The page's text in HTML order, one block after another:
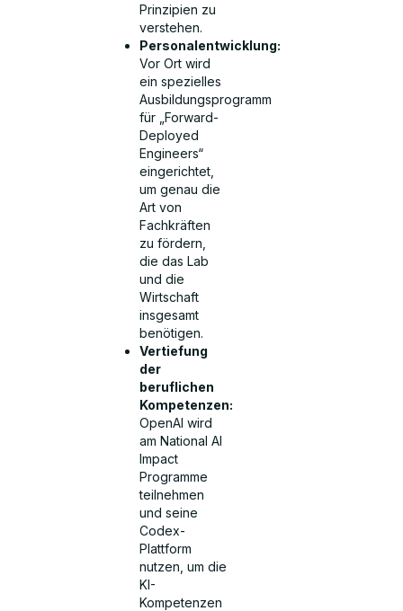
Prinzipien zu
verstehen.
Personalentwicklung:
Vor Ort wird
ein spezielles
Ausbildungsprogramm
für „Forward-
Deployed
Engineers“
eingerichtet,
um genau die
Art von
Fachkräften
zu fördern,
die das Lab
und die
Wirtschaft
insgesamt
benötigen.
Vertiefung
der
beruflichen
Kompetenzen:
OpenAI wird
am National AI
Impact
Programme
teilnehmen
und seine
Codex-
Plattform
nutzen, um die
KI-
Kompetenzen